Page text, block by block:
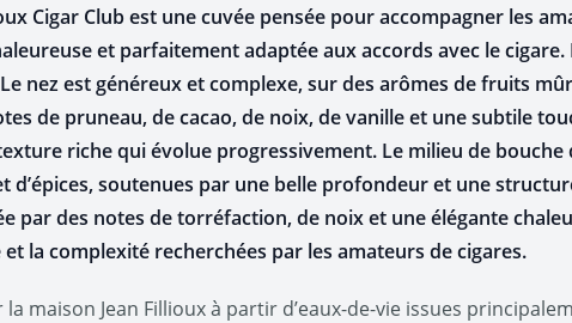
Cigar Club est une cuvée pensée pour accompagner les
et parfaitement adaptée aux accords avec le
nez est généreux et complexe, sur des arômes de fruits
de pruneau, de cacao, de noix, de vanille et une subtile
riche qui évolue progressivement. Le milieu de
d’épices, soutenues par une belle profondeur et une
par des notes de torréfaction, de noix et une élégante
la complexité recherchées par les amateurs de cigares.
maison Jean Fillioux à partir d’eaux-de-vie issues